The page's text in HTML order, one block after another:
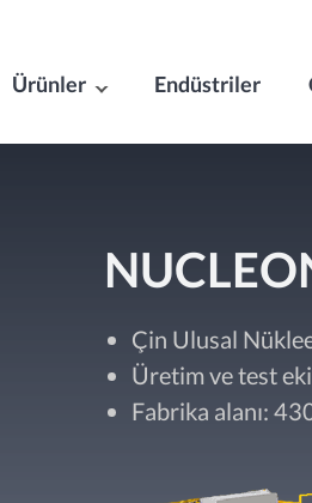
Ürünler Endüstriler
Çin Ulusal
Üretim ve test
Fabrika alanı: